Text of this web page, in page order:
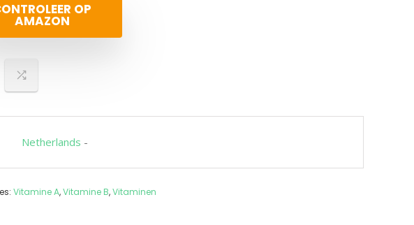
OP
AMAZON
Netherlands -
Vitamine A,Vitamine B,Vitaminen